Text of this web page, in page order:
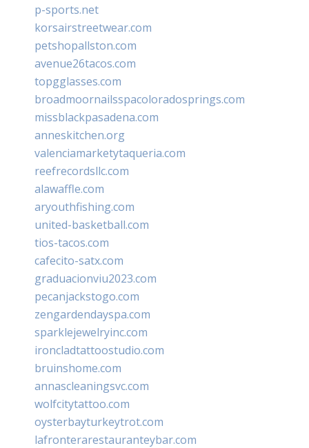
p-sports.net
korsairstreetwear.com
petshopallston.com
avenue26tacos.com
topgglasses.com
broadmoornailsspacoloradosprings.com
missblackpasadena.com
anneskitchen.org
valenciamarketytaqueria.com
reefrecordsllc.com
alawaffle.com
aryouthfishing.com
united-basketball.com
tios-tacos.com
cafecito-satx.com
graduacionviu2023.com
pecanjackstogo.com
zengardendayspa.com
sparklejewelryinc.com
ironcladtattoostudio.com
bruinshome.com
annascleaningsvc.com
wolfcitytattoo.com
oysterbayturkeytrot.com
lafronterarestauranteybar.com